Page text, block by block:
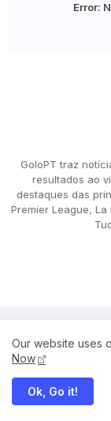
Error:
GoloPT traz
resultados ao
destaques das
Premier League, La
Terms and
Our website uses
Now
Ok, Go it!